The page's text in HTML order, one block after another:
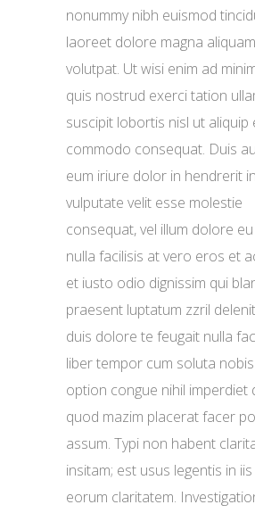
nonummy nibh euismod
laoreet dolore magna
volutpat. Ut wisi enim ad
quis nostrud exerci tation
suscipit lobortis nisl ut aliquip
commodo consequat. Duis
eum iriure dolor in hendrerit in
vulputate velit esse molestie
consequat, vel illum dolore
nulla facilisis at vero eros et
et iusto odio dignissim qui
praesent luptatum zzril
duis dolore te feugait nulla
liber tempor cum soluta
option congue nihil imperdiet
quod mazim placerat facer
assum. Typi non habent
insitam; est usus legentis in
eorum claritatem.